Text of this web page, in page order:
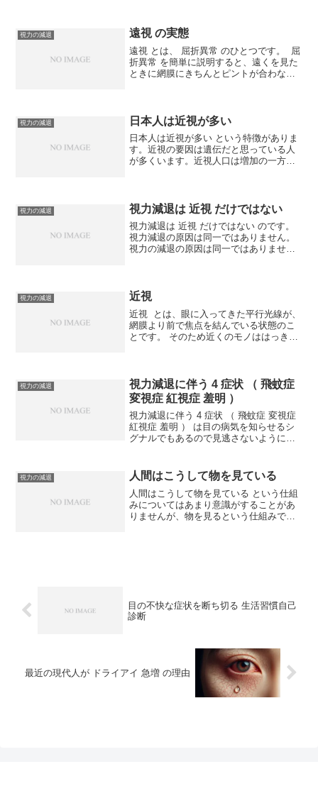
視力の減退 遠視 の実態
遠視 とは、 屈折異常 のひとつです。 屈
折異常 を簡単に説明すると、遠くを見た
ときに網膜にきちんとピントが合わない
き、私...
視力の減退 日本人は近視が多い
日本人は近視が多い という特徴がありま
す。近視の要因は遺伝だと思っている人
が多くいます。近視人口は増加の一方で
いようですが、近視にな...
視力の減退 視力減退は 近視 だけではない
視力減退は 近視 だけではない のです。
視力減退の原因は同一ではありません。
視力の減退の原因は同一ではありませ
った状態」「 近視...
視力の減退 近視
近視 とは、眼に入ってきた平行光線が、
網膜より前で焦点を結んでいる状態のこ
とです。 そのため近くのモノははっきり
角膜の屈折...
視力の減退
視力減退に伴う 4 症状 （ 飛蚊症
変視症 紅視症 羞明 ）
視力減退に伴う 4 症状 （ 飛蚊症 変視症
紅視症 羞明 ） は目の病気を知らせるシ
グナルでもあるので見逃さないようにし
状のうち、いくつかのものは、目の病気
を知らせる...
視力の減退 人間はこうして物を見ている
人間はこうして物を見ている という仕組
みについてはあまり意識がすることがあ
りませんが、物を見るという仕組みで
目の不快な症状を断ち切る 生活習慣自己
診断
最近の現代人が ドライアイ 急増 の理由